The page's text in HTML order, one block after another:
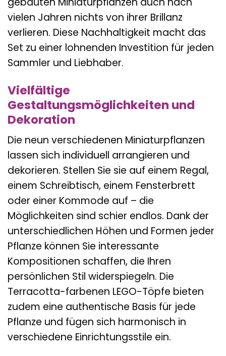
vielen Jahren nichts von ihrer Brillanz
verlieren. Diese Nachhaltigkeit macht das
Set zu einer lohnenden Investition für jeden
Sammler und Liebhaber.
Vielfältige
Gestaltungsmöglichkeiten und
Dekoration
Die neun verschiedenen Miniaturpflanzen
lassen sich individuell arrangieren und
dekorieren. Stellen Sie sie auf einem Regal,
einem Schreibtisch, einem Fensterbrett
oder einer Kommode auf – die
Möglichkeiten sind schier endlos. Dank der
unterschiedlichen Höhen und Formen jeder
Pflanze können Sie interessante
Kompositionen schaffen, die Ihren
persönlichen Stil widerspiegeln. Die
Terracotta-farbenen LEGO-Töpfe bieten
zudem eine authentische Basis für jede
Pflanze und fügen sich harmonisch in
verschiedene Einrichtungsstile ein.